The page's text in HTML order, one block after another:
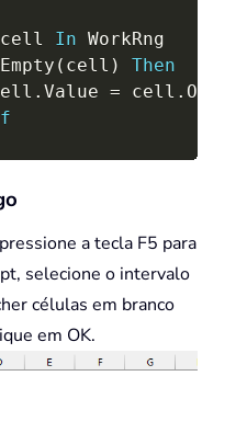
cell In WorkRng
( cell )
Then
. Value = cell .
a tecla F5 para
selecione o intervalo
células em branco
em OK.